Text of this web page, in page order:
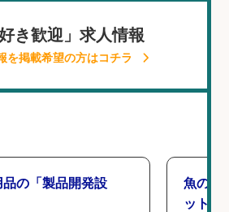
好き歓迎」求人情報
を掲載希望の方はコチラ
の「製品開発設
魚の「
ットを